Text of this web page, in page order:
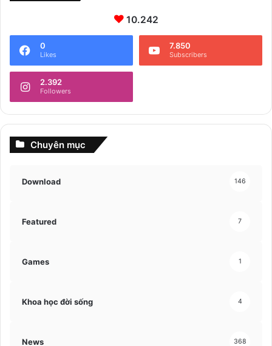
10.242
0
Likes
7.850
Subscribers
2.392
Followers
Chuyên mục
Download 146
Featured 7
Games 1
Khoa học đời sống 4
News 368